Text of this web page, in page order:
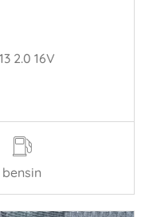
2.0 16V
bensin